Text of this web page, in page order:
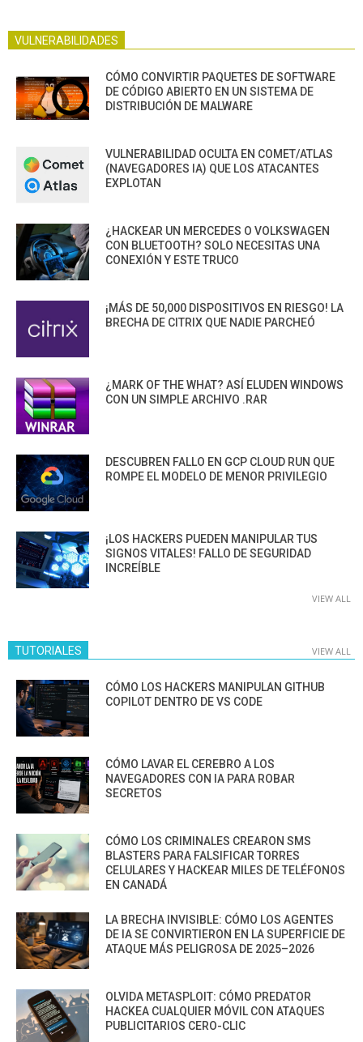
VULNERABILIDADES
CÓMO CONVIRTIR PAQUETES DE SOFTWARE
DE CÓDIGO ABIERTO EN UN SISTEMA DE
DISTRIBUCIÓN DE MALWARE
VULNERABILIDAD OCULTA EN COMET/ATLAS
(NAVEGADORES IA) QUE LOS ATACANTES
EXPLOTAN
¿HACKEAR UN MERCEDES O VOLKSWAGEN
CON BLUETOOTH? SOLO NECESITAS UNA
CONEXIÓN Y ESTE TRUCO
¡MÁS DE 50,000 DISPOSITIVOS EN RIESGO! LA
BRECHA DE CITRIX QUE NADIE PARCHEÓ
¿MARK OF THE WHAT? ASÍ ELUDEN WINDOWS
CON UN SIMPLE ARCHIVO .RAR
DESCUBREN FALLO EN GCP CLOUD RUN QUE
ROMPE EL MODELO DE MENOR PRIVILEGIO
¡LOS HACKERS PUEDEN MANIPULAR TUS
SIGNOS VITALES! FALLO DE SEGURIDAD
INCREÍBLE
VIEW ALL
TUTORIALES VIEW ALL
CÓMO LOS HACKERS MANIPULAN GITHUB
COPILOT DENTRO DE VS CODE
CÓMO LAVAR EL CEREBRO A LOS
NAVEGADORES CON IA PARA ROBAR
SECRETOS
CÓMO LOS CRIMINALES CREARON SMS
BLASTERS PARA FALSIFICAR TORRES
CELULARES Y HACKEAR MILES DE TELÉFONOS
EN CANADÁ
LA BRECHA INVISIBLE: CÓMO LOS AGENTES
DE IA SE CONVIRTIERON EN LA SUPERFICIE DE
ATAQUE MÁS PELIGROSA DE 2025–2026
OLVIDA METASPLOIT: CÓMO PREDATOR
HACKEA CUALQUIER MÓVIL CON ATAQUES
PUBLICITARIOS CERO-CLIC